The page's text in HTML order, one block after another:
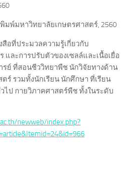
มพ์มหาวิทยาลัยเกษตรศาสตร์, 2560
สือที่ประมวลความรู้เกี่ยวกับ
และการปรับตัวของเซลล์และเนื้อเยื่อ
รย์ ที่สอนชีววิทยาพืช นักวิจัยทางด้าน
ร์ รวมทั้งนักเรียน นักศึกษา ที่เรียน
ไป กายวิภาคศาสตร์พืช ทั้งในระดับ
newweb/index.php?